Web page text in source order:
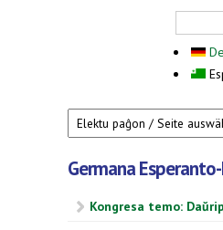
Germana
Kongresa temo: